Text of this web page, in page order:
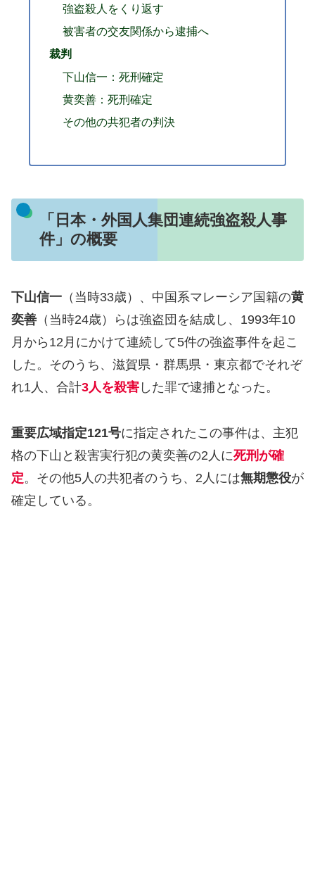
強盗殺人をくり返す
被害者の交友関係から逮捕へ
裁判
下山信一：死刑確定
黄奕善：死刑確定
その他の共犯者の判決
「日本・外国人集団連続強盗殺人事
件」の概要
下山信一 （当時33歳）、中国系マレーシア国籍の黄
奕善 （当時24歳）らは強盗団を結成し、1993年10
月から12月にかけて連続して5件の強盗事件を起こ
した。そのうち、滋賀県・群馬県・東京都でそれぞ
れ1人、合計3人を殺害 した罪で逮捕となった。
重要広域指定121号に指定されたこの事件は、主犯
格の下山と殺害実行犯の黄奕善の2人に死刑が確
定。その他5人の共犯者のうち、2人には無期懲役が
確定している。